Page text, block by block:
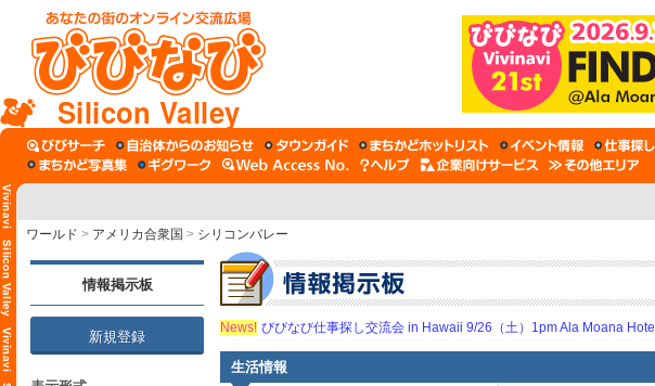
Silicon Valley
ワールド > アメリカ合衆国 > シリコンバレー
情報掲示板
新規登録
News! びびなび仕事探し交流会 in Hawaii 9/26（土）1pm Ala Moana Hotel
生活情報